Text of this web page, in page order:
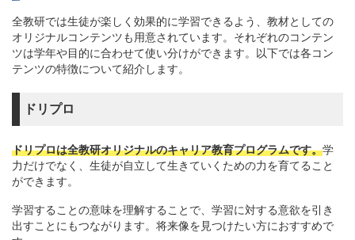
全教研では生徒が楽しく効果的に学習できるよう、教材としての
オリジナルコンテンツも用意されています。それぞれのコンテン
ツは学年や目的に合わせて使い分けができます。以下では各コン
テンツの特徴について紹介します。
ドリプロ
ドリプロは全教研オリジナルのキャリア教育プログラムです。学
力だけでなく、生徒が自立して生きていくための力を育てること
ができます。
学習することの意味を理解することで、学習に対する意欲を引き
出すことにもつながります。将来像を見つけたい方におすすめで